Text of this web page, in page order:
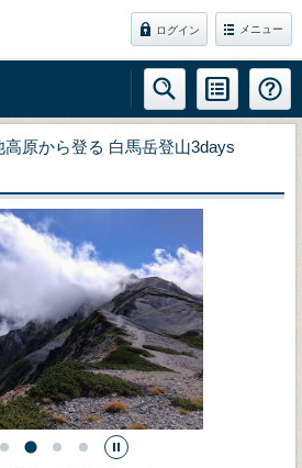
ログイン メニュー
高原から登る 白馬岳登山3days